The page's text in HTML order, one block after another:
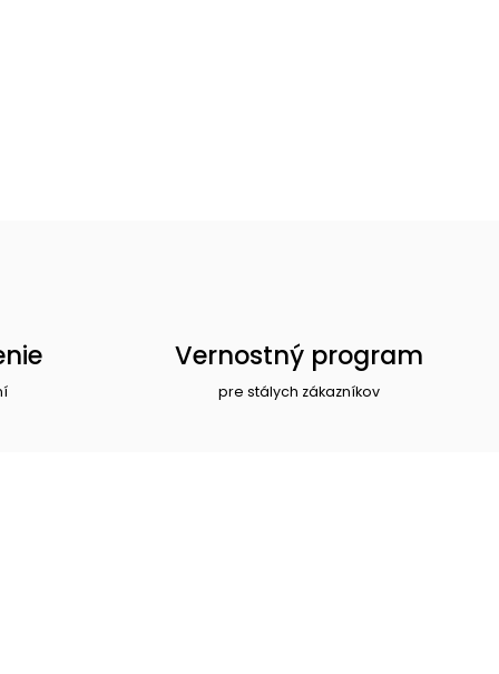
Vernostný program
pre stálych zákazníkov